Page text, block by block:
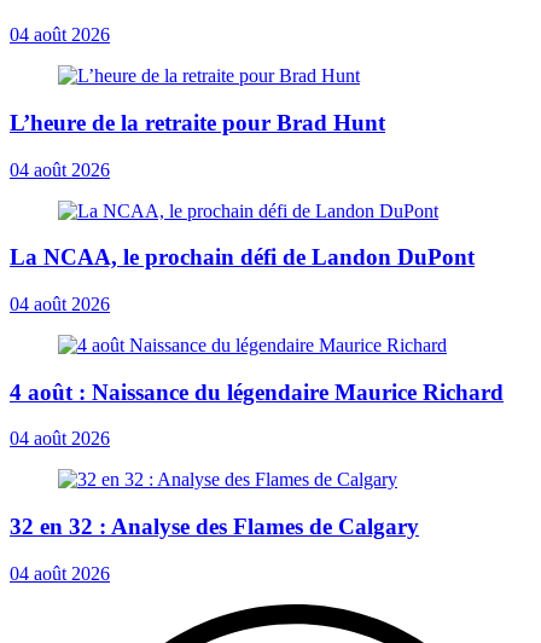
04 août 2026
L’heure de la retraite pour Brad Hunt
04 août 2026
La NCAA, le prochain défi de Landon DuPont
04 août 2026
4 août : Naissance du légendaire Maurice Richard
04 août 2026
32 en 32 : Analyse des Flames de Calgary
04 août 2026